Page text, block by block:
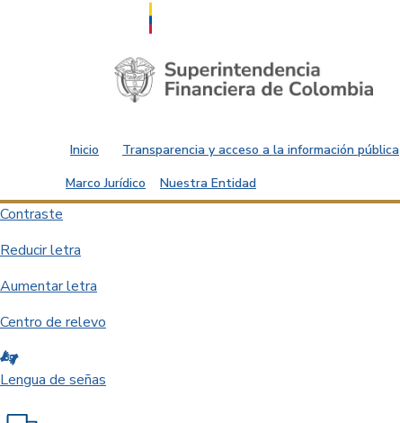
Saltar al contenido principal
Inicio Transparencia y acceso a la información pública
Marco Jurídico
Nuestra Entidad
Contraste
Reducir letra
Aumentar letra
Centro de relevo
Lengua de señas